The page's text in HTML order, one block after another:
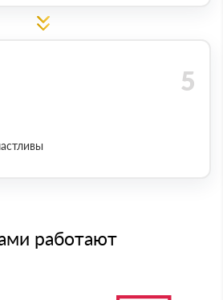
работают